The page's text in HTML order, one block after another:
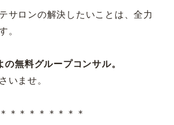
サロンの解決したいことは、全力
す。
無料グループコンサル。
いませ。
＊＊＊＊＊＊＊＊